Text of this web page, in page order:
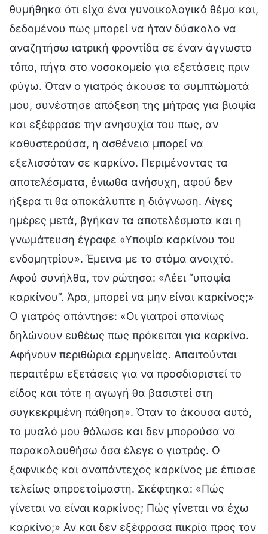
θυμήθηκα ότι είχα ένα γυναικολογικό θέμα και,
δεδομένου πως μπορεί να ήταν δύσκολο να
αναζητήσω ιατρική φροντίδα σε έναν άγνωστο
τόπο, πήγα στο νοσοκομείο για εξετάσεις πριν
φύγω. Όταν ο γιατρός άκουσε τα συμπτώματά
μου, συνέστησε απόξεση της μήτρας για βιοψία
και εξέφρασε την ανησυχία του πως, αν
καθυστερούσα, η ασθένεια μπορεί να
εξελισσόταν σε καρκίνο. Περιμένοντας τα
αποτελέσματα, ένιωθα ανήσυχη, αφού δεν
ήξερα τι θα αποκάλυπτε η διάγνωση. Λίγες
ημέρες μετά, βγήκαν τα αποτελέσματα και η
γνωμάτευση έγραφε «Υποψία καρκίνου του
ενδομητρίου». Έμεινα με το στόμα ανοιχτό.
Αφού συνήλθα, τον ρώτησα: «Λέει “υποψία
καρκίνου”. Άρα, μπορεί να μην είναι καρκίνος;»
Ο γιατρός απάντησε: «Οι γιατροί σπανίως
δηλώνουν ευθέως πως πρόκειται για καρκίνο.
Αφήνουν περιθώρια ερμηνείας. Απαιτούνται
περαιτέρω εξετάσεις για να προσδιοριστεί το
είδος και τότε η αγωγή θα βασιστεί στη
συγκεκριμένη πάθηση». Όταν το άκουσα αυτό,
το μυαλό μου θόλωσε και δεν μπορούσα να
παρακολουθήσω όσα έλεγε ο γιατρός. Ο
ξαφνικός και αναπάντεχος καρκίνος με έπιασε
τελείως απροετοίμαστη. Σκέφτηκα: «Πώς
γίνεται να είναι καρκίνος; Πώς γίνεται να έχω
καρκίνο;» Αν και δεν εξέφρασα πικρία προς τον